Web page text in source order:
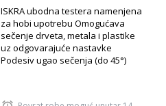
ISKRA ubodna testera namenjena
za hobi upotrebu Omogućava
sečenje drveta, metala i plastike
uz odgovarajuće nastavke
Podesiv ugao sečenja (do 45°)